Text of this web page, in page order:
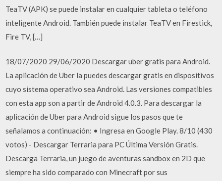
TeaTV (APK) se puede instalar en cualquier tableta o teléfono
inteligente Android. También puede instalar TeaTV en Firestick,
Fire TV, […]
18/07/2020 29/06/2020 Descargar uber gratis para Android.
La aplicación de Uber la puedes descargar gratis en dispositivos
cuyo sistema operativo sea Android. Las versiones compatibles
con esta app son a partir de Android 4.0.3. Para descargar la
aplicación de Uber para Android sigue los pasos que te
señalamos a continuación: • Ingresa en Google Play. 8/10 (430
votos) - Descargar Terraria para PC Última Versión Gratis.
Descarga Terraria, un juego de aventuras sandbox en 2D que
siempre ha sido comparado con Minecraft por sus